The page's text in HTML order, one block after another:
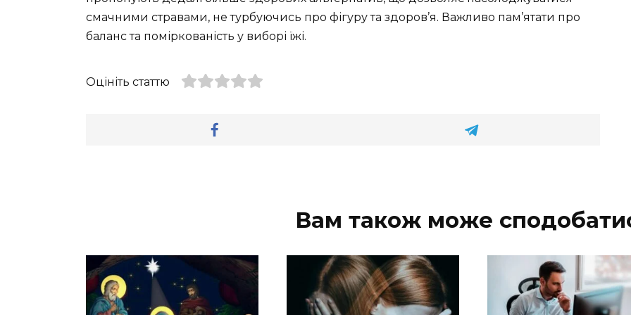
смачними стравами, не турбуючись про фігуру та здоров’я. Важливо пам’ятати про
баланс та поміркованість у виборі їжі.
Оцініть статтю
Вам також може